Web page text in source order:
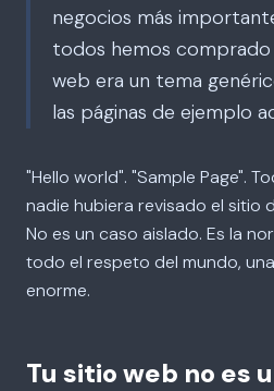
negocios más
todos hemos comprado
web era un tema
las páginas de ejemplo
"Hello world". "Sample Page".
nadie hubiera revisado el sitio
No es un caso aislado. Es la
todo el respeto del mundo,
enorme.
Tu sitio web no es